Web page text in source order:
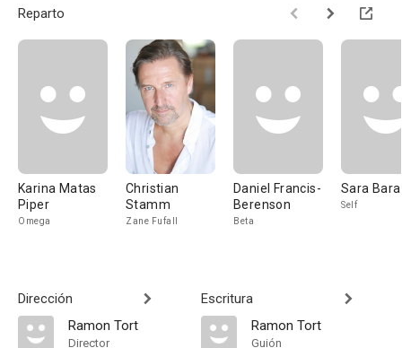
Reparto
Karina Matas
Piper
Omega
Christian
Stamm
Zane Fufall
Daniel Francis-
Berenson
Beta
Sara
Self
Dirección
Ramon Tort
Director
Escritura
Ramon Tort
Guión